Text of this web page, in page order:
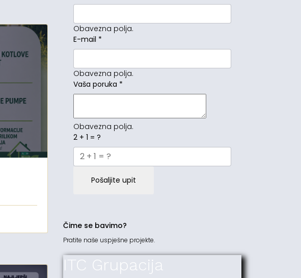
Obavezna polja.
E-mail *
Obavezna polja.
Vaša poruka *
Obavezna polja.
2 + 1 = ?
Pošaljite upit
Čime se bavimo?
Pratite naše uspješne projekte.
ITC Grupacija